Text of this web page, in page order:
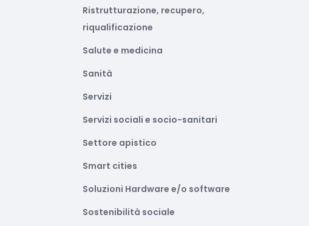
Ristrutturazione, recupero,
riqualificazione
Salute e medicina
Sanità
Servizi
Servizi sociali e socio-sanitari
Settore apistico
Smart cities
Soluzioni Hardware e/o software
Sostenibilità sociale